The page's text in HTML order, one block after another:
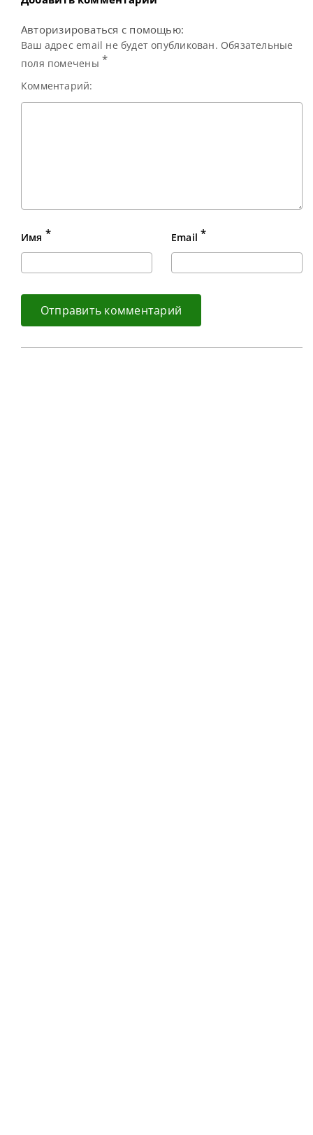
Авторизироваться с помощью:
Ваш адрес email не будет опубликован. Обязательные
поля помечены *
Комментарий:
Имя * Email *